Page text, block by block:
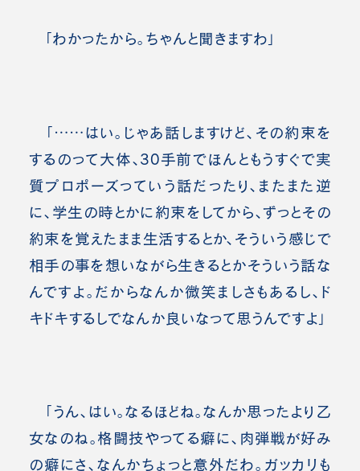
「わかったから。ちゃんと聞きますわ」
「……はい。じゃあ話しますけど、その約束を
するのって大体、30手前でほんともうすぐで実
質プロポーズっていう話だったり、またまた逆
に、学生の時とかに約束をしてから、ずっとその
約束を覚えたまま生活するとか、そういう感じで
相手の事を想いながら生きるとかそういう話な
んですよ。だからなんか微笑ましさもあるし、ド
キドキするしでなんか良いなって思うんですよ」
「うん、はい。なるほどね。なんか思ったより乙
女なのね。格闘技やってる癖に、肉弾戦が好み
の癖にさ、なんかちょっと意外だわ。ガッカリも